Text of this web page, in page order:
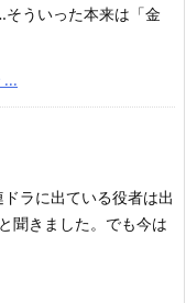
ういった本来は「金
...
ラに出ている役者は出
聞きました。でも今は